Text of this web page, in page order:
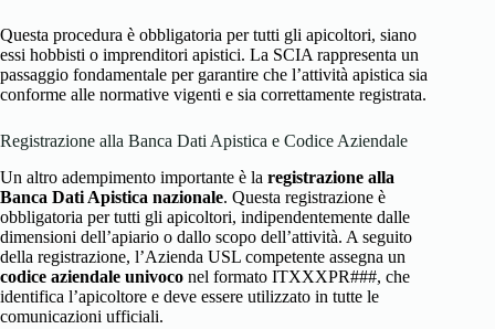
Questa procedura è obbligatoria per tutti gli apicoltori, siano
essi hobbisti o imprenditori apistici. La SCIA rappresenta un
passaggio fondamentale per garantire che l’attività apistica sia
conforme alle normative vigenti e sia correttamente registrata.
Registrazione alla Banca Dati Apistica e Codice Aziendale
Un altro adempimento importante è la registrazione alla
Banca Dati Apistica nazionale. Questa registrazione è
obbligatoria per tutti gli apicoltori, indipendentemente dalle
dimensioni dell’apiario o dallo scopo dell’attività. A seguito
della registrazione, l’Azienda USL competente assegna un
codice aziendale univoco nel formato ITXXXPR###, che
identifica l’apicoltore e deve essere utilizzato in tutte le
comunicazioni ufficiali.